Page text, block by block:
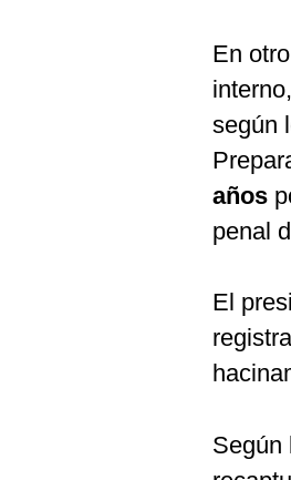
En
interno,
según
años
penal
El
Según